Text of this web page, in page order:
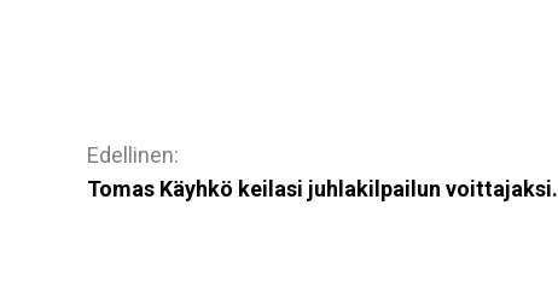
Artikkelien
selaus
Tomas Käyhkö keilasi juhlakilpailun voittajaksi.